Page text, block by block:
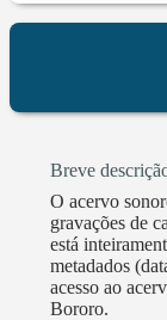
Breve
O acervo
gravações de
está
metadados
acesso ao
Bororo.